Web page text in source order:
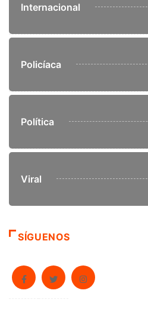
Internacional
Policíaca
Política
Viral
SÍGUENOS